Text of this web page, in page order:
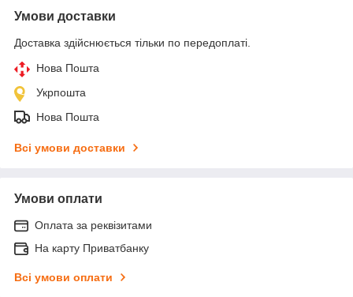
Умови доставки
Доставка здійснюється тільки по передоплаті.
Нова Пошта
Укрпошта
Нова Пошта
Всі умови доставки
Умови оплати
Оплата за реквізитами
На карту Приватбанку
Всі умови оплати